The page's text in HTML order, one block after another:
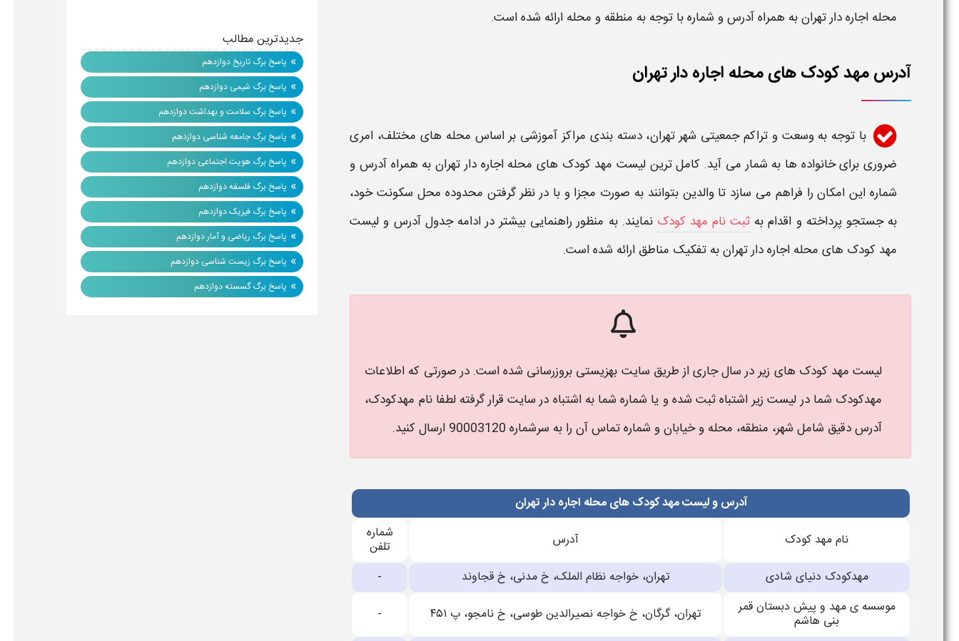
محله اجاره دار تهران به همراه آدرس و شمارهبا توجه به منطقه و محله ارائه شده است.
آدرس مهد کودک های محله اجاره دار تهران
با توجه به وسعت و تراکم جمعیتی شهرتهران، دسته بندی مراکز آموزشی بر اساس محله های مختلف، امری
ضروری برای خانواده ها به شمار می آید. کامل ترین لیست مهد کودک های محله اجاره دار تهران به همراه آدرس و
شماره این امکان را فراهم می سازد تا والدین بتوانند به صورت مجزا و با در نظر گرفتن محدوده محل سکونت خود،
به جستجو پرداخته و اقدام به ثبت نام مهد کودک نمایند. به منظور راهنمایی بیشتر در ادامه جدول آدرس و لیست
مهد کودک های محله اجاره دار تهرانبه تفکیک مناطق ارائه شده است.
لیست مهد کودک های زیر در سال جاری از طریق سایت بهزیستی بروزرسانی شده است. در صورتی که اطلاعات
مهدکودک شما در لیست زیر اشتباه ثبت شده و یا شماره شما به اشتباه در سایت قرار گرفته لطفا نام مهدکودک،
آدرس دقیق شامل شهر، منطقه، محله و خیابان و شماره تماس آن را به سرشماره 90003120 ارسال کنید.
آدرس و لیست مهد کودک های محله اجاره دار تهران
نام مهد کودک
آدرس شماره
تلفن
مهدکودک دنیای شادی
تهران، خواجه نظام الملک، خ مدنی، خ قجاوند
-
موسسه ی مهد و پیش دبستان قمر
بنی هاشم تهران، گرگان، خ خواجه نصیرالدین طوسی، خ نامجو، پ ۴۵۱ -
جدیدترین مطالب
» پاسخ برگ تاریخ دوازدهم
» پاسخ برگ شیمی دوازدهم
» پاسخ برگ سلامت و بهداشت دوازدهم
» پاسخ برگ جامعه شناسی دوازدهم
» پاسخ برگ هویت اجتماعی دوازدهم
» پاسخ برگ فلسفه دوازدهم
» پاسخ برگ فیزیک دوازدهم
» پاسخ برگ ریاضی و آمار دوازدهم
» پاسخ برگ زیست شناسی دوازدهم
» پاسخ برگ گسسته دوازدهم